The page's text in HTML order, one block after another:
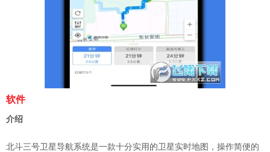
软件
介绍
北斗三号卫星导航系统是一款十分实用的卫星实时地图，操作简便的